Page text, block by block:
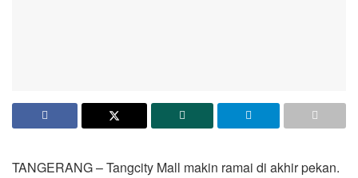
TANGERANG – Tangcity Mall makin ramai di akhir pekan.